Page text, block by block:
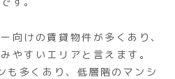
向けの賃貸物件が多くあり、
やすいエリアと言えます。
多くあり、低層階のマンシ